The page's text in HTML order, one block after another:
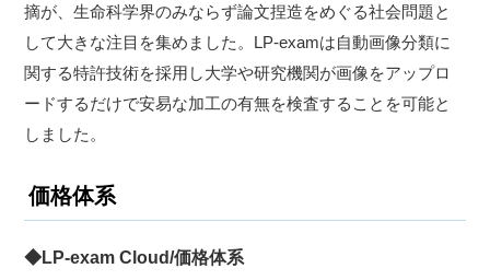
摘が、生命科学界のみならず論文捏造をめぐる社会問題と
して大きな注目を集めました。LP-examは自動画像分類に
関する特許技術を採用し大学や研究機関が画像をアップロ
ードするだけで安易な加工の有無を検査することを可能と
しました。
価格体系
◆LP-exam Cloud/価格体系